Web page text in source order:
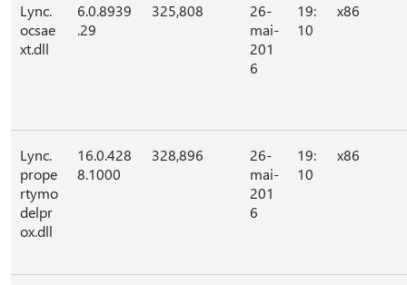
Lync.
ocsae
xt.dll
6.0.8939
.29
325,808
26-
mai-
201
6
19:
10
x86
Lync.
prope
rtymo
delpr
ox.dll
16.0.428
8.1000
328,896
26-
mai-
201
6
19:
10
x86